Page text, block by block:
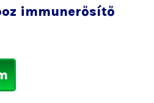
immunerősítő